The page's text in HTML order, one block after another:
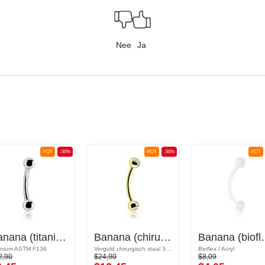
Nee Ja
-50%
HOT
Banana (titanium, geanodiseerd) met balletjes
ASTM F136
-50%
HOT
Banana (chirurgisch staal, goud, glanzende afwerking) met kristalsteentjes
$24,90
HOT
Banana
Bioflex / Acryl
$8,09